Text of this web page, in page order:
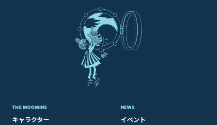
THE MOOMINS
キャラクター
NEWS
イベント